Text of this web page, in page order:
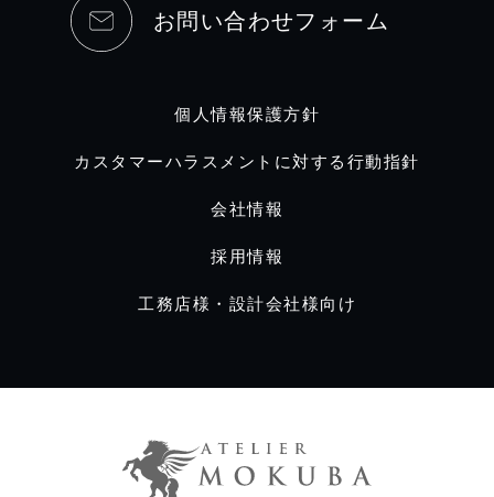
お問い合わせフォーム
個人情報保護方針
カスタマーハラスメントに対する行動指針
会社情報
採用情報
工務店様・設計会社様向け